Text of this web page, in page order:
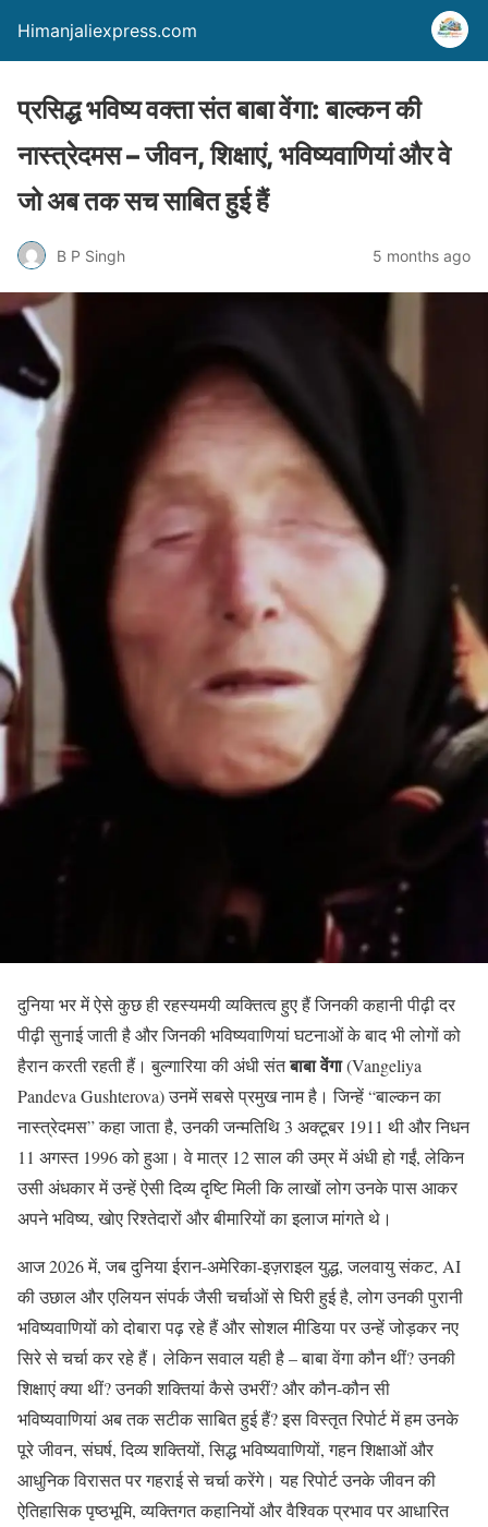
Himanjaliexpress.com
प्रसिद्ध भविष्य वक्ता संत बाबा वेंगा: बाल्कन की
नास्त्रेदमस – जीवन, शिक्षाएं, भविष्यवाणियां और वे
जो अब तक सच साबित हुई हैं
B P Singh 5 months ago
दुनिया भर में ऐसे कुछ ही रहस्यमयी व्यक्तित्व हुए हैं जिनकी कहानी पीढ़ी दर
पीढ़ी सुनाई जाती है और जिनकी भविष्यवाणियां घटनाओं के बाद भी लोगों को
हैरान करती रहती हैं। बुल्गारिया की अंधी संतबाबा वेंगा(Vangeliya
Pandeva Gushterova) उनमें सबसे प्रमुख नाम है। जिन्हें “बाल्कन का
नास्त्रेदमस” कहा जाता है, उनकी जन्मतिथि 3 अक्टूबर 1911 थी और निधन
11 अगस्त 1996 को हुआ। वे मात्र 12 साल की उम्र में अंधी हो गईं, लेकिन
उसी अंधकार में उन्हें ऐसी दिव्य दृष्टि मिली कि लाखों लोग उनके पास आकर
अपने भविष्य, खोए रिश्तेदारों और बीमारियों का इलाज मांगते थे।
आज 2026 में, जब दुनिया ईरान-अमेरिका-इज़राइल युद्ध, जलवायु संकट, AI
की उछाल और एलियन संपर्क जैसी चर्चाओं से घिरी हुई है, लोग उनकी पुरानी
भविष्यवाणियों को दोबारा पढ़ रहे हैं और सोशल मीडिया पर उन्हें जोड़कर नए
सिरे से चर्चा कर रहे हैं। लेकिन सवाल यही है – बाबा वेंगा कौन थीं? उनकी
शिक्षाएं क्या थीं? उनकी शक्तियां कैसे उभरीं? और कौन-कौन सी
भविष्यवाणियां अब तक सटीक साबित हुई हैं? इस विस्तृत रिपोर्ट में हम उनके
पूरे जीवन, संघर्ष, दिव्य शक्तियों, सिद्ध भविष्यवाणियों, गहन शिक्षाओं और
आधुनिक विरासत पर गहराई से चर्चा करेंगे। यह रिपोर्ट उनके जीवन की
ऐतिहासिक पृष्ठभूमि, व्यक्तिगत कहानियों और वैश्विक प्रभाव पर आधारित